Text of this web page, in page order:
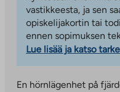
vastikkeesta, ja sen
opiskelijakortin tai
ennen sopimuksen
Lue lisää ja katso
En hörnlägenhet på